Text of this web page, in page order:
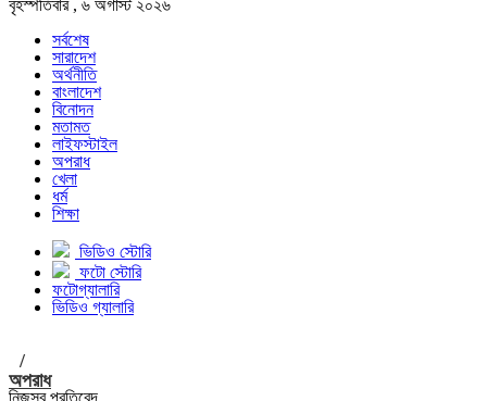
বৃহস্পতিবার , ৬ অগাস্ট ২০২৬
সর্বশেষ
সারাদেশ
অর্থনীতি
বাংলাদেশ
বিনোদন
মতামত
লাইফস্টাইল
অপরাধ
খেলা
ধর্ম
শিক্ষা
ভিডিও স্টোরি
ফটো স্টোরি
ফটোগ্যালারি
ভিডিও গ্যালারি
/
অপরাধ
নিজস্ব প্রতিবেদ